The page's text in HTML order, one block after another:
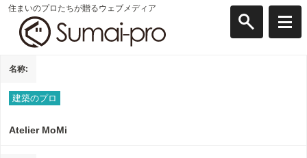
住まいのプロたちが贈るウェブメディア
名称
建築のプロ
Atelier MoMi